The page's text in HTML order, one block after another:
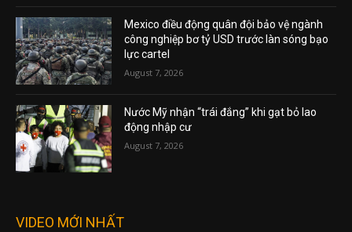
Mexico điều động quân đội bảo vệ ngành
công nghiệp bơ tỷ USD trước làn sóng bạo
lực cartel
August 7, 2026
Nước Mỹ nhận “trái đắng” khi gạt bỏ lao
động nhập cư
August 7, 2026
VIDEO MỚI NHẤT